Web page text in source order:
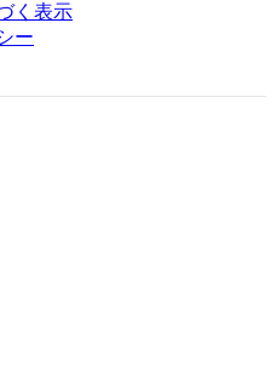
く表示
ー